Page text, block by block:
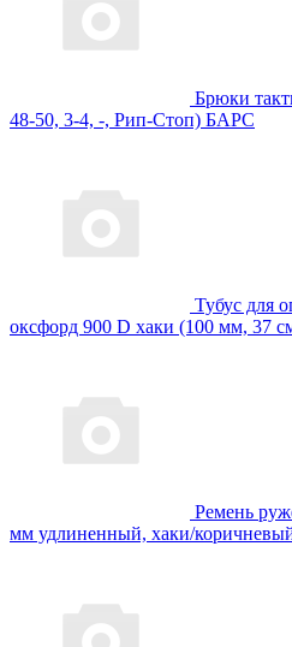
Брюки
48-50, 3-4, -, Рип-Стоп) БАРС
Тубус для
оксфорд 900 D хаки (100 мм, 37
Ремень
мм удлиненный, хаки/